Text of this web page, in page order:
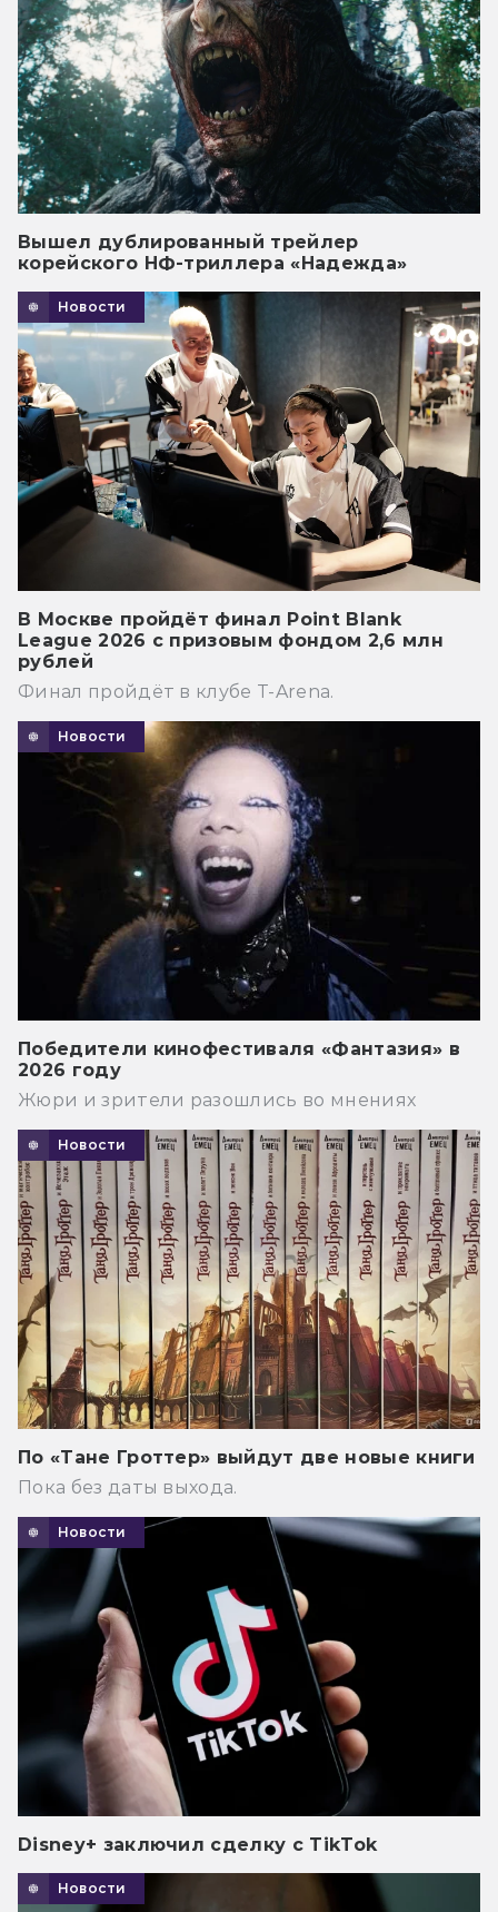
Вышел дублированный трейлер
корейского НФ-триллера «Надежда»
Новости
В Москве пройдёт финал Point Blank
League 2026 с призовым фондом 2,6 млн
рублей
Финал пройдёт в клубе T-Arena.
Новости
Победители кинофестиваля «Фантазия» в
2026 году
Жюри и зрители разошлись во мнениях
Новости
По «Тане Гроттер» выйдут две новые книги
Пока без даты выхода.
Новости
Disney+ заключил сделку с TikTok
Новости